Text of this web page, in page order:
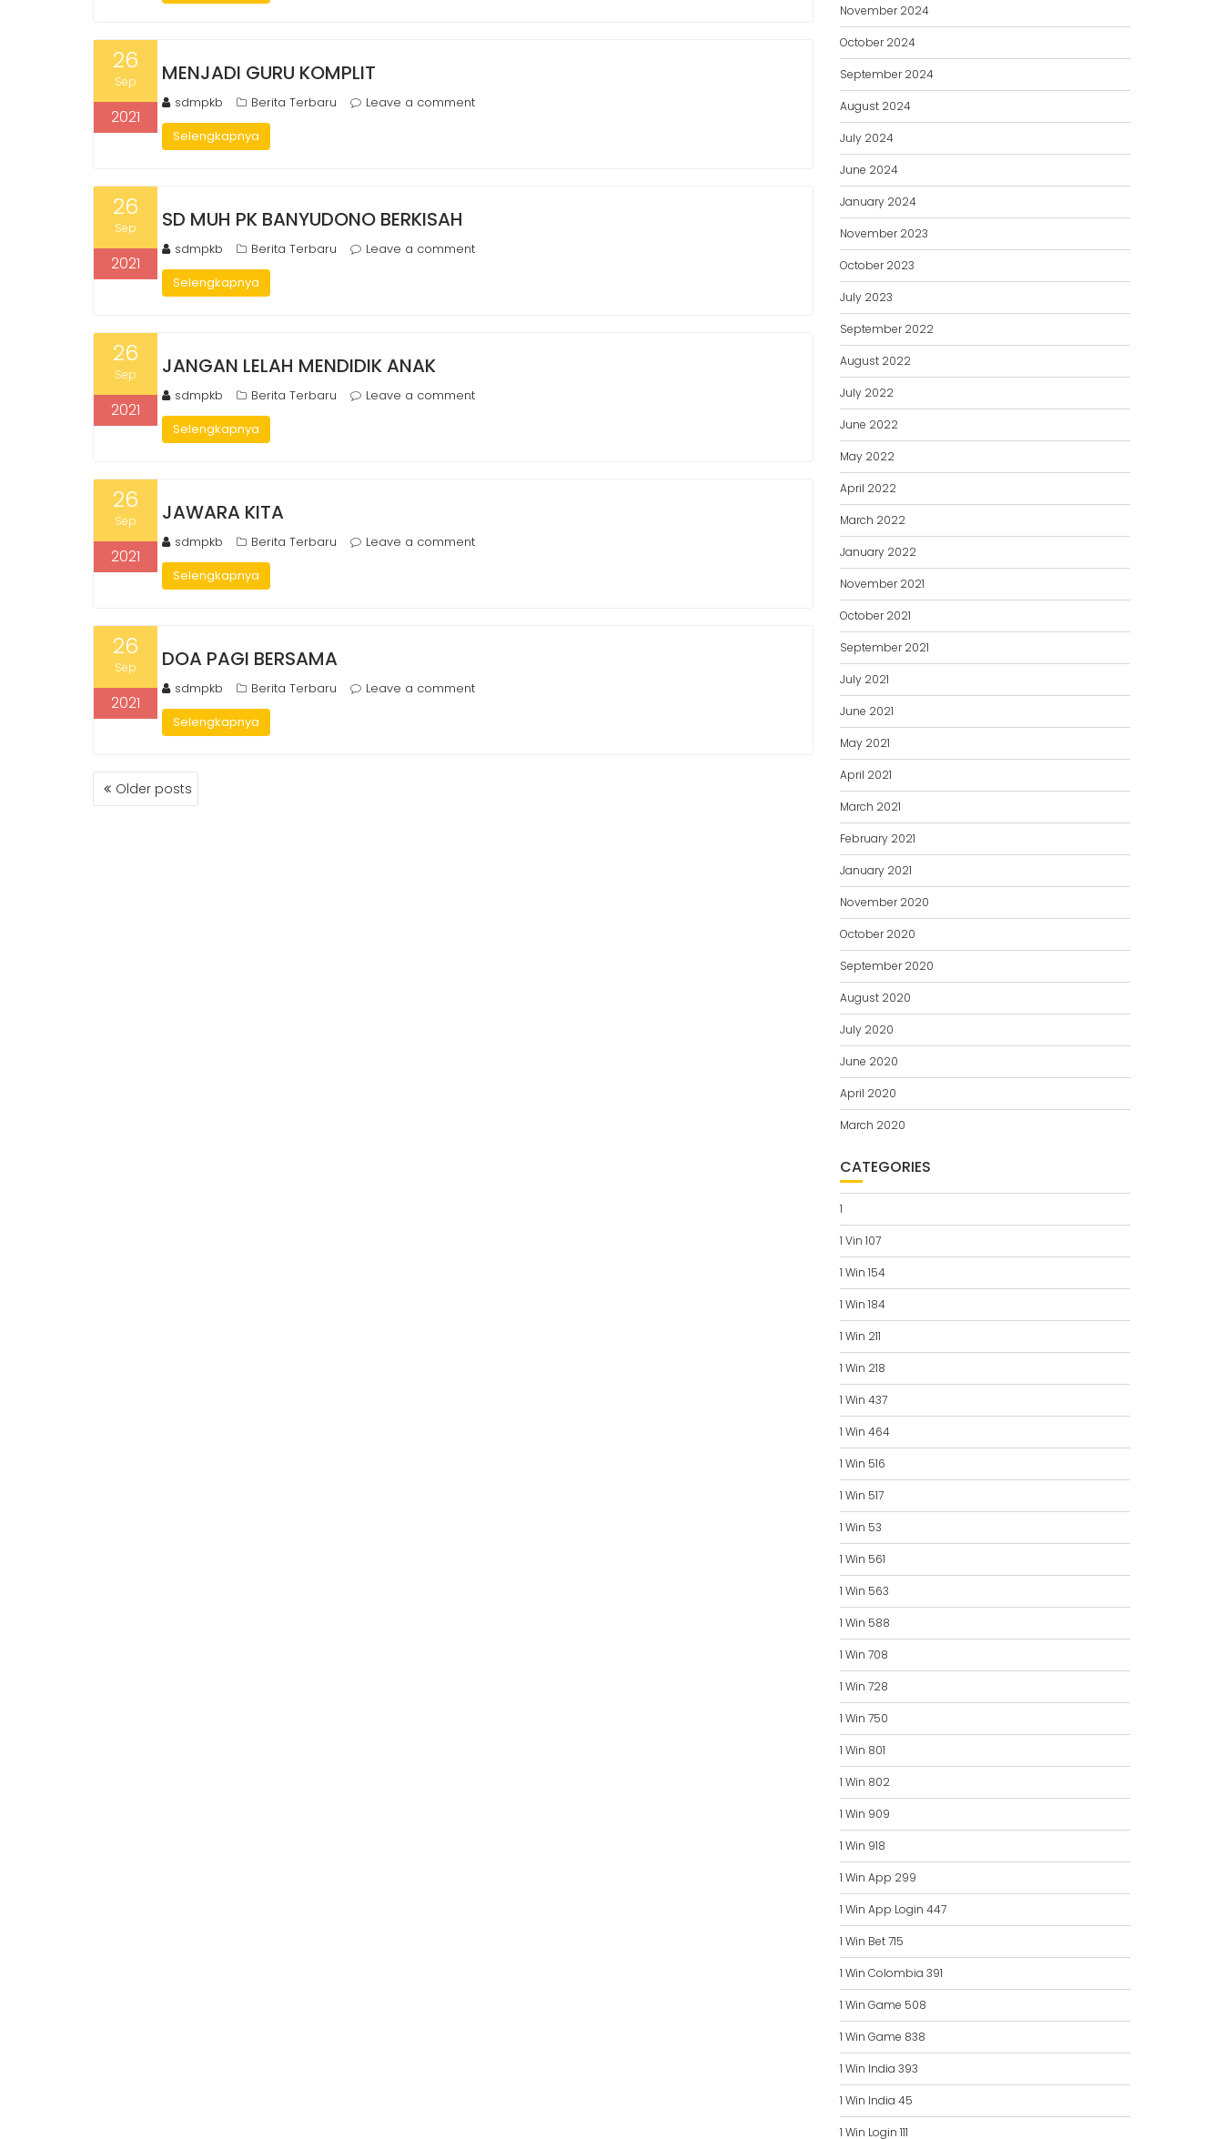
26
Sep
2021
MENJADI GURU KOMPLIT
sdmpkb Berita Terbaru
Leave a comment
Selengkapnya
26
Sep
2021
SD MUH PK BANYUDONO BERKISAH
sdmpkb Berita Terbaru
Leave a comment
Selengkapnya
26
Sep
2021
JANGAN LELAH MENDIDIK ANAK
sdmpkb Berita Terbaru
Leave a comment
Selengkapnya
26
Sep
2021
JAWARA KITA
sdmpkb Berita Terbaru
Leave a comment
Selengkapnya
26
Sep
2021
DOA PAGI BERSAMA
sdmpkb Berita Terbaru
Leave a comment
Selengkapnya
POSTS
NAVIGATION
Older posts
November 2024
October 2024
September 2024
August 2024
July 2024
June 2024
January 2024
November 2023
October 2023
July 2023
September 2022
August 2022
July 2022
June 2022
May 2022
April 2022
March 2022
January 2022
November 2021
October 2021
September 2021
July 2021
June 2021
May 2021
April 2021
March 2021
February 2021
January 2021
November 2020
October 2020
September 2020
August 2020
July 2020
June 2020
April 2020
March 2020
CATEGORIES
1
1 Vin 107
1 Win 154
1 Win 184
1 Win 211
1 Win 218
1 Win 437
1 Win 464
1 Win 516
1 Win 517
1 Win 53
1 Win 561
1 Win 563
1 Win 588
1 Win 708
1 Win 728
1 Win 750
1 Win 801
1 Win 802
1 Win 909
1 Win 918
1 Win App 299
1 Win App Login 447
1 Win Bet 715
1 Win Colombia 391
1 Win Game 508
1 Win Game 838
1 Win India 393
1 Win India 45
1 Win Login 111